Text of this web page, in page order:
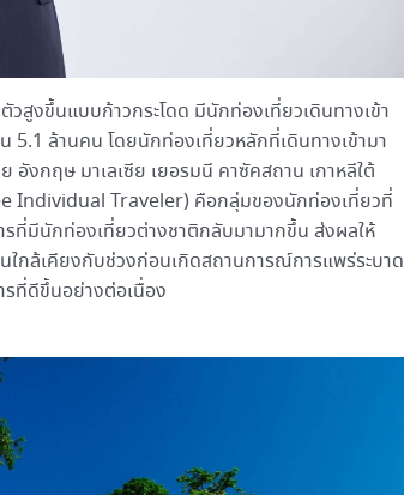
สูงขึ้นแบบก้าวกระโดด มีนักท่องเที่ยวเดินทางเข้า
5.1 ล้านคน โดยนักท่องเที่ยวหลักที่เดินทางเข้ามา
งกฤษ มาเลเซีย เยอรมนี คาซัคสถาน เกาหลีใต้
Individual Traveler) คือกลุ่มของนักท่องเที่ยวที่
ที่มีนักท่องเที่ยวต่างชาติกลับมามากขึ้น ส่งผลให้
ใกล้เคียงกับช่วงก่อนเกิดสถานการณ์การแพร่ระบาด
รที่ดีขึ้นอย่างต่อเนื่อง